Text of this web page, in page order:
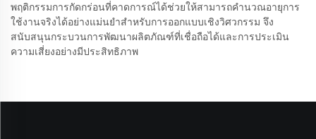
พฤติกรรมการกัดกร่อนที่คาดการณ์ได้ช่วยให้สามารถคำนวณอายุการ
ใช้งานจริงได้อย่างแม่นยำสำหรับการออกแบบเชิงวิศวกรรม จึง
สนับสนุนกระบวนการพัฒนาผลิตภัณฑ์ที่เชื่อถือได้และการประเมิน
ความเสี่ยงอย่างมีประสิทธิภาพ